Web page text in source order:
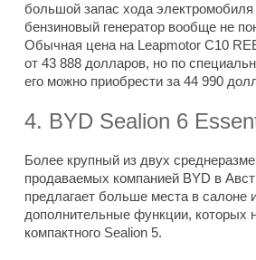
большой запас хода электромобиля
бензиновый генератор вообще не
Обычная цена на Leapmotor C10
от 43 888 долларов, но по
его можно приобрести за 44 990
4. BYD Sealion 6
Более крупный из двух
продаваемых компанией BYD в
предлагает больше места в салоне
дополнительные функции, которых
компактного Sealion 5.